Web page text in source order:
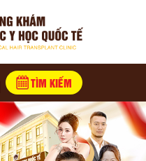
TÌM KIẾM